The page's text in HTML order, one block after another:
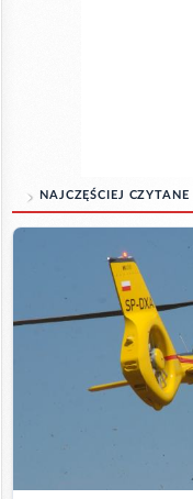
NAJCZĘŚCIEJ CZYTANE